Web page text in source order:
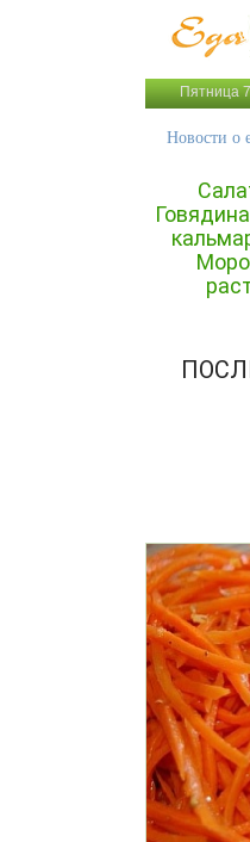
Пятница
Новости о
Говядина